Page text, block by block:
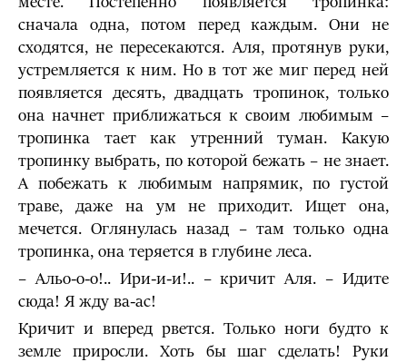
сначала одна, потом перед каждым. Они не
сходятся, не пересекаются. Аля, протянув руки,
устремляется к ним. Но в тот же миг перед ней
появляется десять, двадцать тропинок, только
она начнет приближаться к своим любимым –
тропинка тает как утренний туман. Какую
тропинку выбрать, по которой бежать – не знает.
А побежать к любимым напрямик, по густой
траве, даже на ум не приходит. Ищет она,
мечется. Оглянулась назад – там только одна
тропинка, она теряется в глубине леса.
– Альо-о-о!.. Ири-и-и!.. – кричит Аля. – Идите
сюда! Я жду ва-ас!
Кричит и вперед рвется. Только ноги будто к
земле приросли. Хоть бы шаг сделать! Руки